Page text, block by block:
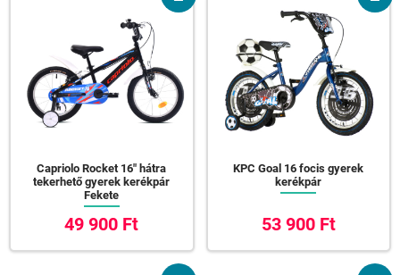
Capriolo Rocket 16" hátra
tekerhető gyerek kerékpár
Fekete
49 900 Ft
KPC Goal 16 focis gyerek
kerékpár
53 900 Ft